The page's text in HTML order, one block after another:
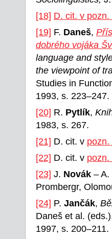
[18] D. cit. v
[19] F. Daneš,
dobrého vojáka
language and
the viewpoint of
Studies in
1993, s. 223–247.
[20] R. Pytlík,
1983, s. 267.
[21] D. cit. v pozn.
[22] D. cit. v pozn.
[23] J. Novák – A.
Prombergr,
[24] P. Jančák,
Daneš et al.
1997, s. 200–211.